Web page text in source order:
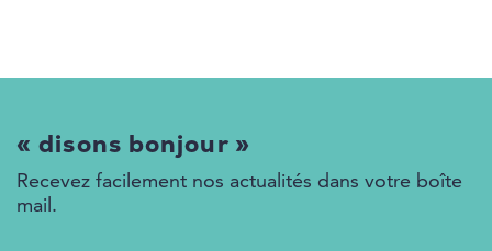
« disons bonjour »
Recevez facilement nos actualités dans votre boîte
mail.